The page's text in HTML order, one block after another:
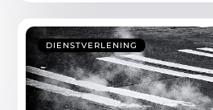
DIENSTVERLENING